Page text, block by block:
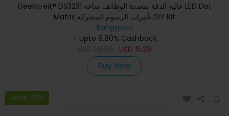
Geekcreit® DS3231 عالية الدقة متعددة الوظائف ساعة LED Dot
Matrix تأثيرات الرسوم المتحركة DIY Kit
Banggood
+ Upto 9.80% Cashback
USD 15.29
Buy Now
Save 22%